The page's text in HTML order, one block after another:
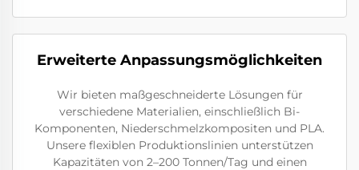
Erweiterte Anpassungsmöglichkeiten
Wir bieten maßgeschneiderte Lösungen für
verschiedene Materialien, einschließlich Bi-
Komponenten, Niederschmelzkompositen und PLA.
Unsere flexiblen Produktionslinien unterstützen
Kapazitäten von 2–200 Tonnen/Tag und einen